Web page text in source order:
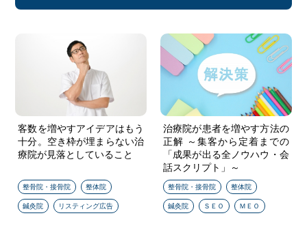
" alt="客数を増やすアイデ
アはもう十分。空き枠が
埋まらない治療院が見落
としていること"/>
客数を増やすアイデアはもう
十分。空き枠が埋まらない治
療院が見落としていること
整骨院・接骨院
整体院
鍼灸院
リスティング広告
" alt="治療院が患者を増や
す方法の正解 ～集客から
定着までの「成果が出る
全ノウハウ・会話スクリ
プト」～"/>
治療院が患者を増やす方法の
正解 ～集客から定着までの
「成果が出る全ノウハウ・会
話スクリプト」～
整骨院・接骨院
整体院
鍼灸院
ＳＥＯ ＭＥＯ